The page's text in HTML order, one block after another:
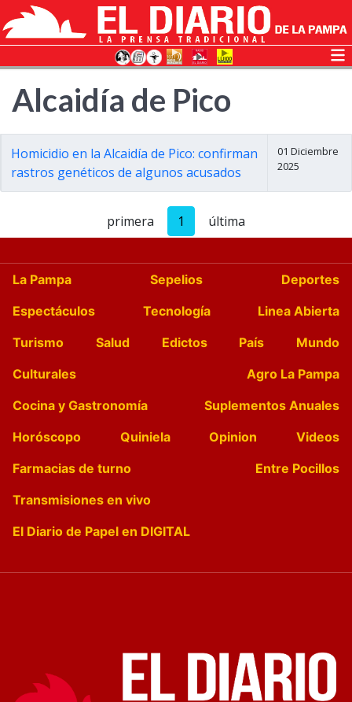
Alcaidía de Pico
Homicidio en la Alcaidía de Pico: confirman
rastros genéticos de algunos acusados
01 Diciembre
2025
primera 1 última
La Pampa Sepelios
Deportes
Espectáculos
Tecnología
Linea Abierta
Turismo
Salud Edictos País
Mundo
Culturales
Agro La Pampa
Cocina y Gastronomía
Suplementos Anuales
Horóscopo
Quiniela Opinion
Videos
Farmacias de turno
Entre Pocillos
Transmisiones en vivo
El Diario de Papel en DIGITAL